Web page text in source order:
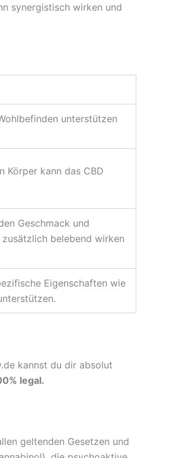
synergistisch wirken und
unterstützen
Körper kann das CBD
Geschmack und
belebend wirken
Eigenschaften wie
kannst du dir absolut
legal.
geltenden Gesetzen und